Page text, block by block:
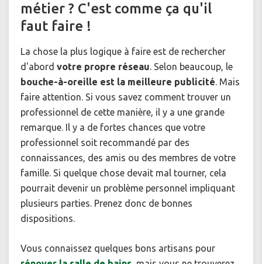
métier ? C'est comme ça qu'il
faut faire !
La chose la plus logique à faire est de rechercher
d'abord votre propre réseau. Selon beaucoup, le
bouche-à-oreille est la meilleure publicité. Mais
faire attention. Si vous savez comment trouver un
professionnel de cette manière, il y a une grande
remarque. Il y a de fortes chances que votre
professionnel soit recommandé par des
connaissances, des amis ou des membres de votre
famille. Si quelque chose devait mal tourner, cela
pourrait devenir un problème personnel impliquant
plusieurs parties. Prenez donc de bonnes
dispositions.
Vous connaissez quelques bons artisans pour